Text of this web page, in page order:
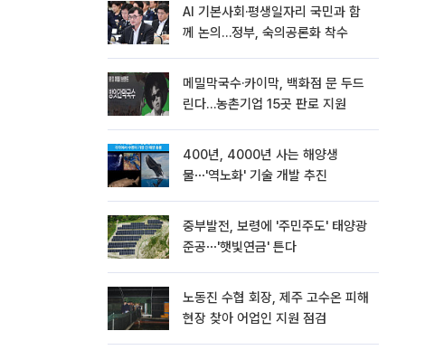
AI 기본사회·평생일자리 국민과 함
께 논의…정부, 숙의공론화 착수
메밀막국수·카이막, 백화점 문 두드
린다…농촌기업 15곳 판로 지원
400년, 4000년 사는 해양생
물⋯'역노화' 기술 개발 추진
중부발전, 보령에 '주민주도' 태양광
준공⋯'햇빛연금' 튼다
노동진 수협 회장, 제주 고수온 피해
현장 찾아 어업인 지원 점검